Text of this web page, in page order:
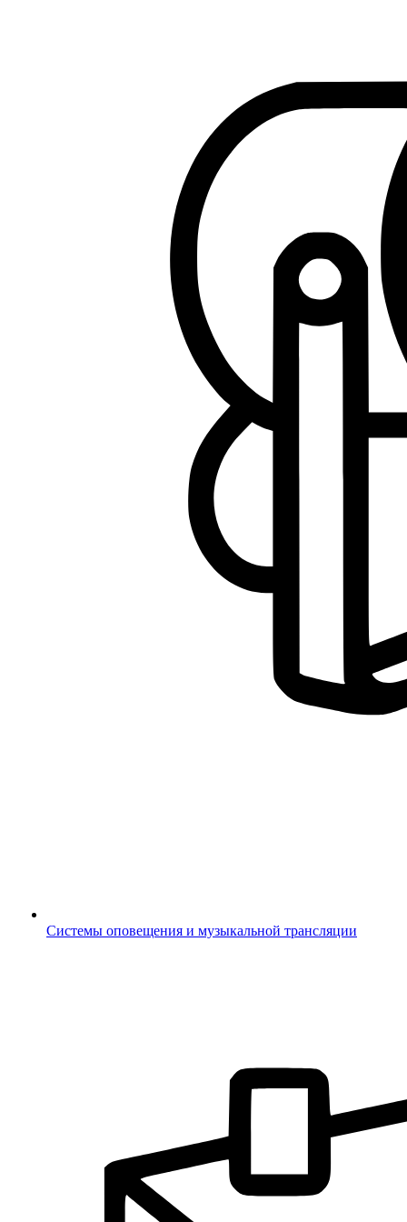
Системы оповещения и музыкальной трансляции